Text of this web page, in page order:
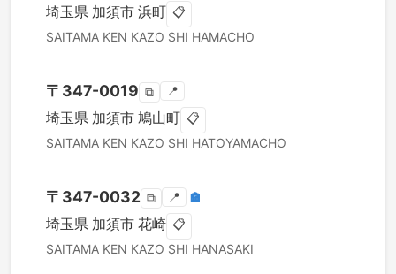
埼玉県 加須市 浜町 📋
SAITAMA KEN KAZO SHI HAMACHO
〒 347-0019 ⧉ 📍
埼玉県 加須市 鳩山町 📋
SAITAMA KEN KAZO SHI HATOYAMACHO
〒 347-0032 ⧉ 📍 🏣
埼玉県 加須市 花崎 📋
SAITAMA KEN KAZO SHI HANASAKI